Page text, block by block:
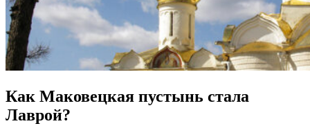
Как Маковецкая пустынь стала
Лаврой?